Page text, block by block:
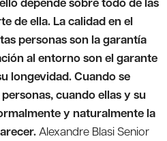
de ella. La calidad en el
personas son la garantía
al entorno son el garante
longevidad. Cuando se
cuando ellas y su
y naturalmente la
Alexandre Blasi Senior